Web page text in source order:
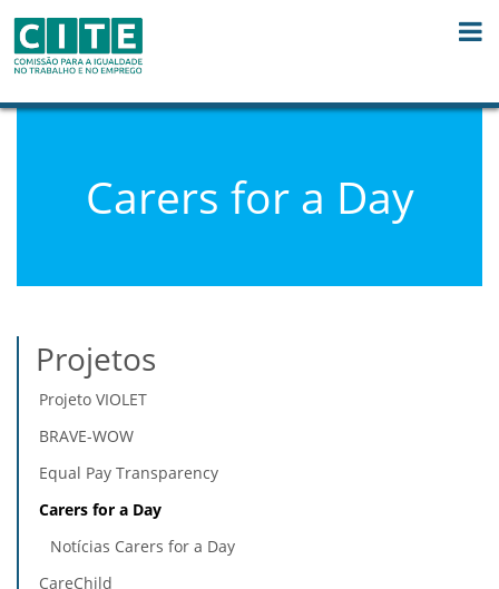
Carers for a Day
Projetos
Projeto VIOLET
BRAVE-WOW
Equal Pay Transparency
Carers for a Day
Notícias Carers for a Day
CareChild